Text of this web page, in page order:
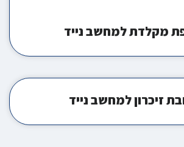
מקלדת למחשב נייד
זיכרון למחשב נייד